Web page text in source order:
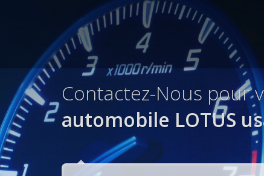
Contactez-Nous pour
automobile LOTUS